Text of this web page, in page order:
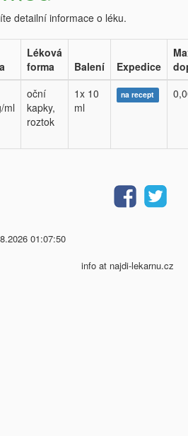
detailní informace o léku.
Léková
forma
Balení Expedice
ml
oční
kapky,
roztok
1x 10
ml
na recept
01:07:50
info at najdi-lekarnu.cz